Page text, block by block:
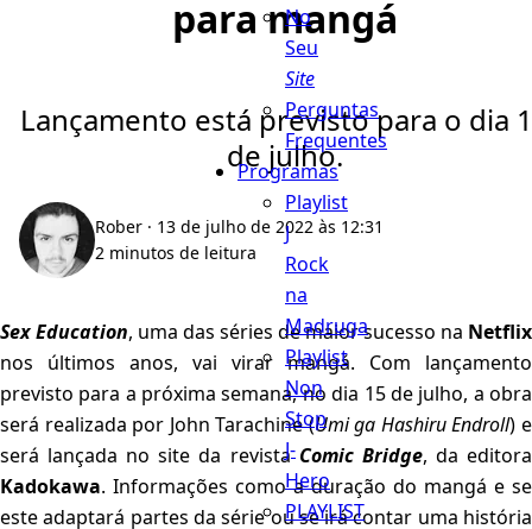
No
Seu
Site
Perguntas
Frequentes
Programas
Playlist
J
Rock
na
Madruga
Playlist
Non
Stop
J-
Hero
PLAYLIST
para mangá
Lançamento está previsto para o dia
de julho.
Rober · 13 de julho de 2022 às 12:31
2 minutos de leitura
Sex Education, uma das séries de maior sucesso na Netflix
nos últimos anos, vai virar mangá. Com lançamento
previsto para a próxima semana, no dia 15 de julho, a obra
será realizada por John Tarachine (Umi ga Hashiru Endroll) e
será lançada no site da revistaComic Bridge, da editora
Kadokawa. Informações como a duração do mangá e se
este adaptará partes da série ou se irá contar uma história